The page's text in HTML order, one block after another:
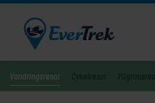
Vandringsresor